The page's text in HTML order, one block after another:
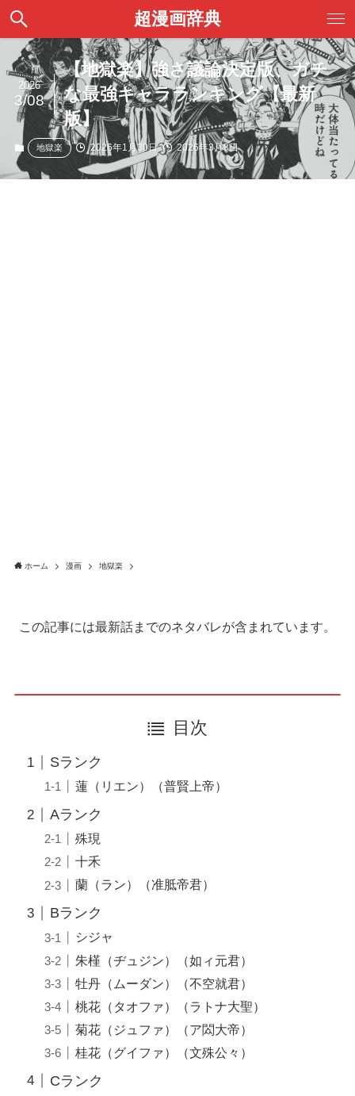
超漫画辞典
【地獄楽】強さ議論決定版、ガチ
な最強キャラランキング【最新
版】
2026
3/08
地獄楽 2026年1月30日 2026年3月8日
ホーム 漫画 地獄楽
この記事には最新話までのネタバレが含まれています。
目次
Sランク
蓮（リエン）（普賢上帝）
Aランク
殊現
十禾
蘭（ラン）（准胝帝君）
Bランク
シジャ
朱槿（ヂュジン）（如ィ元君）
牡丹（ムーダン）（不空就君）
桃花（タオファ）（ラトナ大聖）
菊花（ジュファ）（ア閦大帝）
桂花（グイファ）（文殊公々）
Cランク